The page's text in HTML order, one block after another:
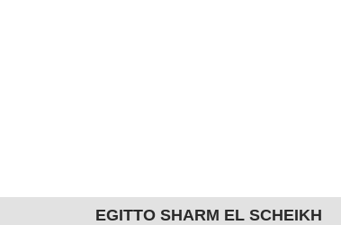
EGITTO SHARM EL SCHEIKH